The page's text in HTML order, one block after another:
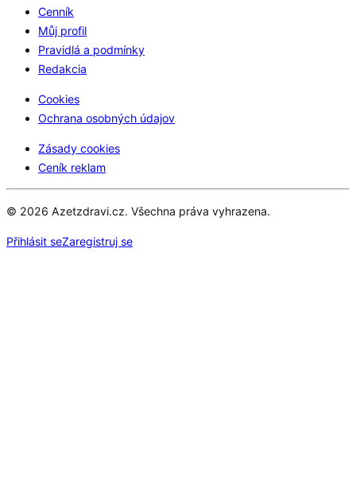
Cenník
Můj profil
Pravidlá a podmínky
Redakcia
Cookies
Ochrana osobných údajov
Zásady cookies
Ceník reklam
© 2026 Azetzdravi.cz. Všechna práva vyhrazena.
Přihlásit seZaregistruj se